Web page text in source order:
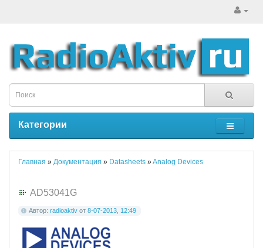
Категории
Главная » Документация » Datasheets »Analog Devices
AD53041G
Автор: radioaktiv от 8-07-2013, 12:49